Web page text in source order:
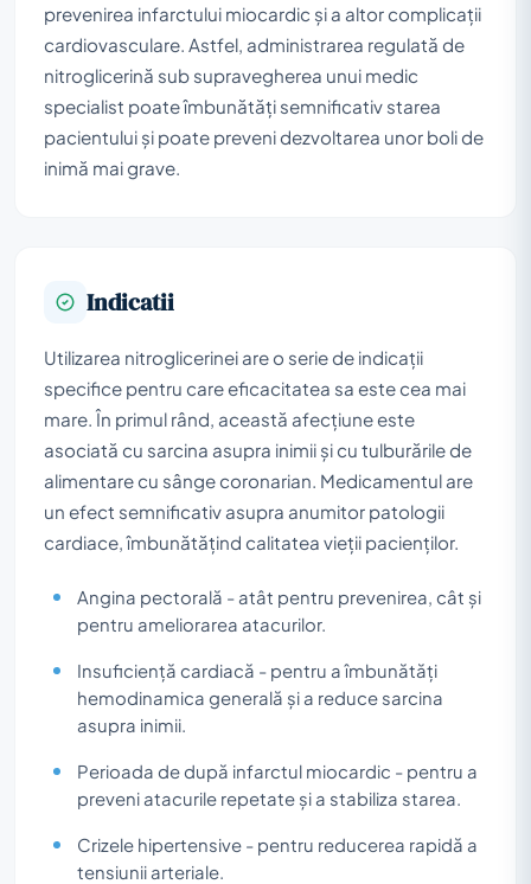
prevenirea infarctului miocardic și a altor complicații
cardiovasculare. Astfel, administrarea regulată de
nitroglicerină sub supravegherea unui medic
specialist poate îmbunătăți semnificativ starea
pacientului și poate preveni dezvoltarea unor boli de
inimă mai grave.
Indicatii
Utilizarea nitroglicerinei are o serie de indicații
specifice pentru care eficacitatea sa este cea mai
mare. În primul rând, această afecțiune este
asociată cu sarcina asupra inimii și cu tulburările de
alimentare cu sânge coronarian. Medicamentul are
un efect semnificativ asupra anumitor patologii
cardiace, îmbunătățind calitatea vieții pacienților.
Angina pectorală - atât pentru prevenirea, cât și
pentru ameliorarea atacurilor.
Insuficiență cardiacă - pentru a îmbunătăți
hemodinamica generală și a reduce sarcina
asupra inimii.
Perioada de după infarctul miocardic - pentru a
preveni atacurile repetate și a stabiliza starea.
Crizele hipertensive - pentru reducerea rapidă a
tensiunii arteriale.